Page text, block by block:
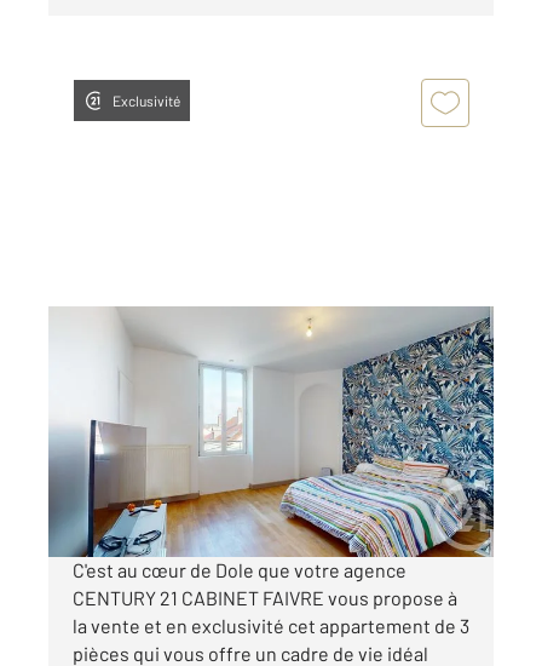
Exclusivité
DOLE 39
, 3 pièces
Appartement F3 à vendre
138 000 €
Visiter le site dédié
C'est au cœur de Dole que votre agence
CENTURY 21 CABINET FAIVRE vous propose à
la vente et en exclusivité cet appartement de 3
pièces qui vous offre un cadre de vie idéal